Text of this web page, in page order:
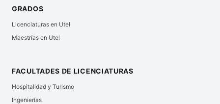
GRADOS
Licenciaturas en Utel
Maestrías en Utel
FACULTADES DE LICENCIATURAS
Hospitalidad y Turismo
Ingenierías